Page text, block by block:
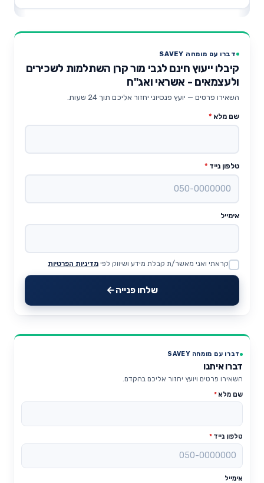
דברו עם מומחה SAVEY
קיבלו ייעוץ חינם לגבי מור קרן השתלמות לשכירים
ולעצמאים - אשראי ואג"ח
השאירו פרטים — יועץ פנסיוני יחזור אליכם תוך 24 שעות.
שם מלא *
טלפון נייד *
אימייל
Website
קראתי ואני מאשר/ת קבלת מידע ושיווק לפי מדיניות הפרטיות
שלחו פנייה
דברו עם מומחה SAVEY
דברו איתנו
השאירו פרטים ויועץ יחזור אליכם בהקדם.
שם מלא*
טלפון נייד *
אימייל